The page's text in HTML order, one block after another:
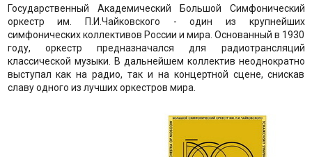
Государственный Академический Большой Симфонический
оркестр им. П.И.Чайковского - один из крупнейших
симфонических коллективов России и мира. Основанный в 1930
году, оркестр предназначался для радиотрансляций
классической музыки. В дальнейшем коллектив неоднократно
выступал как на радио, так и на концертной сцене, снискав
славу одного из лучших оркестров мира.